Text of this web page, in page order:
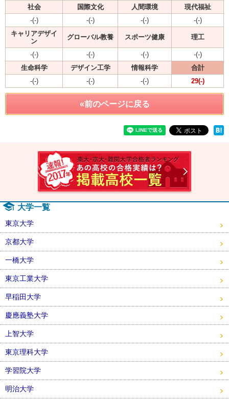
社会
国際文化 人間環境
現代福祉
-(-)
-(-) -(-)
-(-)
キャリアデザイ
ン
グローバル教養 スポーツ健康 理工
-(-) -(-) -(-)
-(-)
生命科学
デザイン工学 情報科学
合計
-(-)
-(-) -(-) 29(-)
«前のページに戻る
大学一覧
東京大学
京都大学
一橋大学
東京工業大学
早稲田大学
慶應義塾大学
上智大学
東京理科大学
学習院大学
明治大学